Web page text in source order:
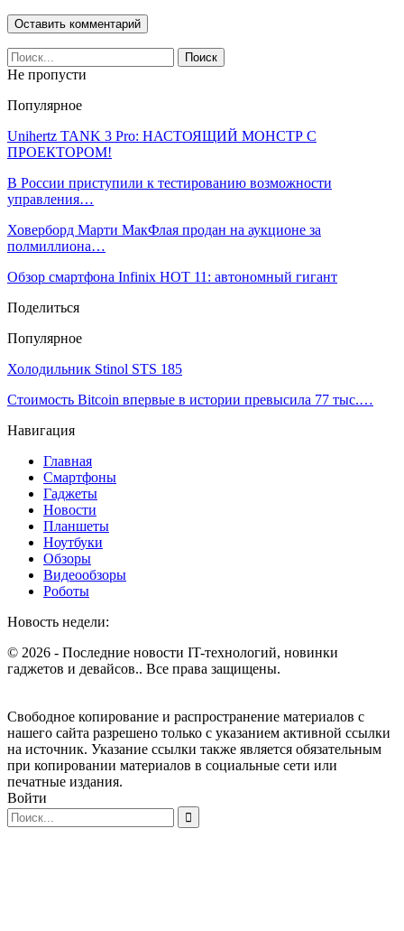
Не пропусти
Популярное
Unihertz TANK 3 Pro: НАСТОЯЩИЙ МОНСТР С
ПРОЕКТОРОМ!
В России приступили к тестированию возможности
управления…
Ховерборд Марти МакФлая продан на аукционе за
полмиллиона…
Обзор смартфона Infinix HOT 11: автономный гигант
Поделиться
Популярное
Холодильник Stinol STS 185
Стоимость Bitcoin впервые в истории превысила 77 тыс.…
Навигация
Главная
Смартфоны
Гаджеты
Новости
Планшеты
Ноутбуки
Обзоры
Видеообзоры
Роботы
Новость недели:
© 2026 - Последние новости IT-технологий, новинки
гаджетов и девайсов.. Все права защищены.
Свободное копирование и распространение материалов с
нашего сайта разрешено только с указанием активной ссылки
на источник. Указание ссылки также является обязательным
при копировании материалов в социальные сети или
печатные издания.
Войти